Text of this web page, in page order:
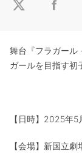
舞台『フラガール
ガールを目指す初
【日時】2025年
【会場】新国⽴劇